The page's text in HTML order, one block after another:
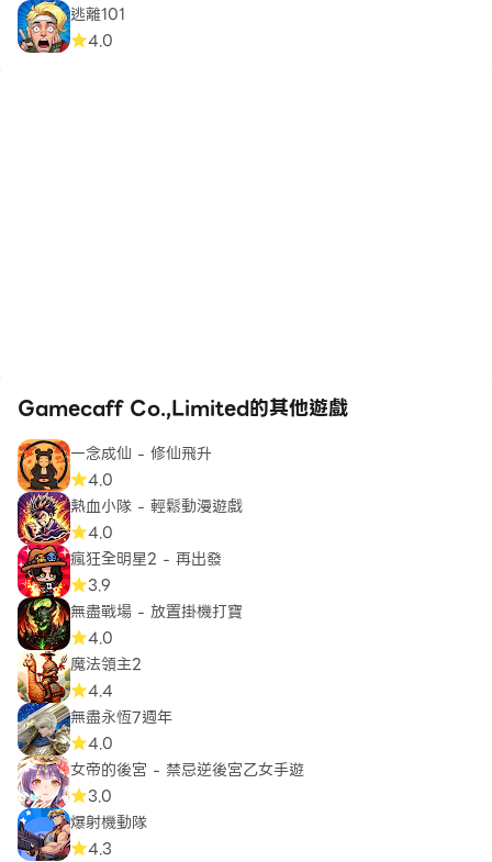
逃離101
4.0
Gamecaff Co.,Limited的其他遊戲
一念成仙 - 修仙飛升
4.0
熱血小隊 - 輕鬆動漫遊戲
4.0
瘋狂全明星2 - 再出發
3.9
無盡戰場 - 放置掛機打寶
4.0
魔法領主2
4.4
無盡永恆7週年
4.0
女帝的後宮 - 禁忌逆後宮乙女手遊
3.0
爆射機動隊
4.3